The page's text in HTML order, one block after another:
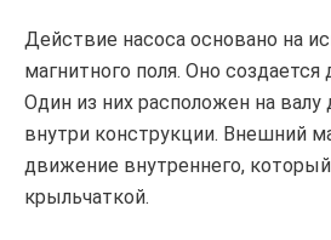
Действие насоса основано на
магнитного поля. Оно
Один из них расположен на валу
внутри конструкции. Внешний
движение внутреннего,
крыльчаткой.